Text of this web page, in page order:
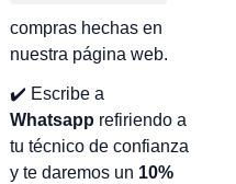
compras hechas en
nuestra página web.
✔️ Escribe a
Whatsapp refiriendo a
tu técnico de confianza
y te daremos un 10%